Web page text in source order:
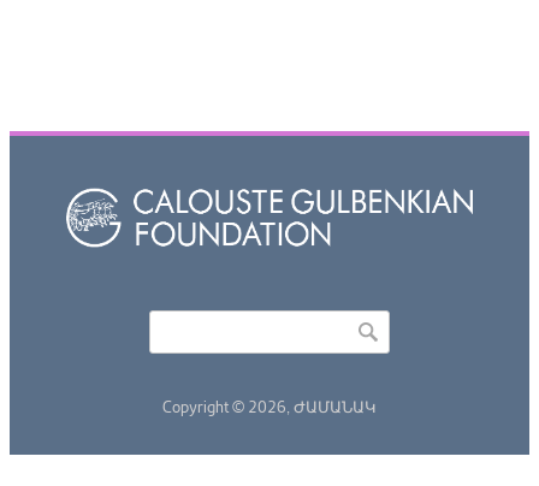
Copyright © 2026, ԺԱՄԱՆԱԿ